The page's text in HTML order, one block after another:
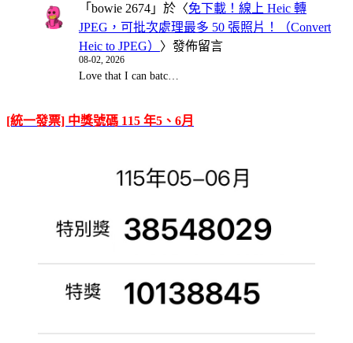
「 bowie 2674 」於〈免下載！線上 Heic 轉
JPEG，可批次處理最多 50 張照片！（Convert
Heic to JPEG） 〉發佈留言
08-02, 2026
Love that I can batc…
[統一發票] 中獎號碼 115 年5、6月